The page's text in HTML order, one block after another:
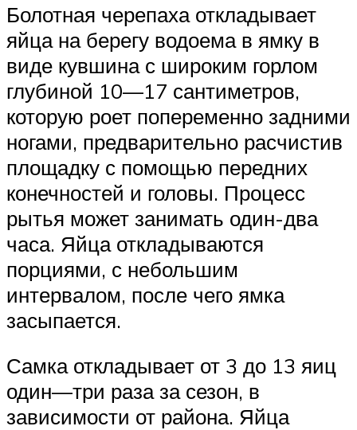
Болотная черепаха откладывает
яйца на берегу водоема в ямку в
виде кувшина с широким горлом
глубиной 10—17 сантиметров,
которую роет попеременно задними
ногами, предварительно расчистив
площадку с помощью передних
конечностей и головы. Процесс
рытья может занимать один-два
часа. Яйца откладываются
порциями, с небольшим
интервалом, после чего ямка
засыпается.
Самка откладывает от 3 до 13 яиц
один—три раза за сезон, в
зависимости от района. Яйца